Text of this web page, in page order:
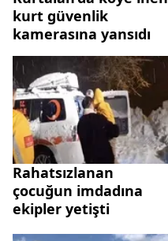
kurt güvenlik
kamerasına yansıdı
Rahatsızlanan
çocuğun imdadına
ekipler yetişti